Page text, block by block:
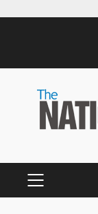
PRIMARY